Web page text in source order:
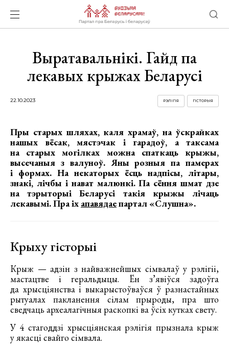
Выратавальнікі. Гайд па
лекавых крыжах Беларусі
22.10.2023 ГІСТОРЫЯ
РЭЛІГІЯ
Пры старых шляхах, каля храмаў, на ўскрайках
нашых вёсак, мястэчак і гарадоў, а таксама
на старых могілках можна спаткаць крыжы,
высечаныя з валуноў. Яны розныя па памерах
і формах. На некаторых ёсць надпісы, літары,
знакі, лічбы і нават малюнкі. Па сёння шмат дзе
на тэрыторыі Беларусі такія крыжы лічаць
лекавымі. Пра іх апавядаепартал «Слушна».
Крыху гісторыі
Крыж — адзін з найважнейшых сімвалаў у рэлігіі,
мастацтве і геральдыцы. Ён з’явіўся задоўга
да хрысціянства і выкарыстоўваўся ў разнастайных
рытуалах пакланення сілам прыроды, пра што
сведчаць археалагічныя раскопкі ва ўсіх кутках свету.
У 4 стагоддзі хрысціянская рэлігія прызнала крыж
у якасці свайго сімвала.